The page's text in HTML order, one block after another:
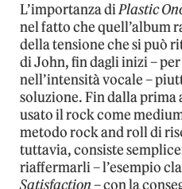
L’importanza diPlastic
nel fatto che quell’album
della tensione che si può
di John, fin dagli inizi –
nell’intensità vocale –
soluzione. Fin dalla prima
usato il rock come
metodo rock and roll di
tuttavia, consiste
riaffermarli – l’esempio
Satisfaction– con la